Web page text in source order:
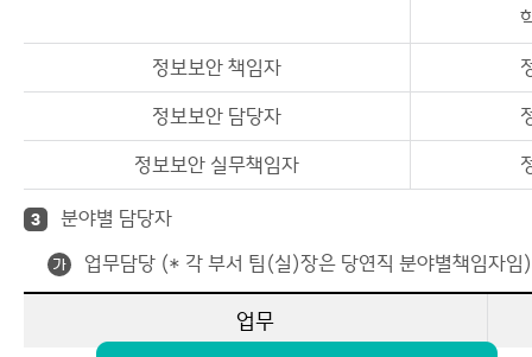
정보보안 책임자
정보보안 담당자
정보보안 실무책임자
3 분야별 담당자
가 업무담당 (* 각 부서 팀(실)장은 당연직 분야별책임자임)
업무